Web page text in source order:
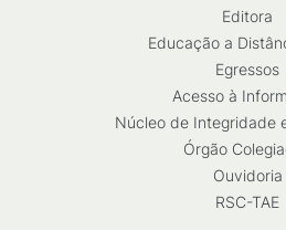
Editora
Educação a
Egressos
Acesso à
Núcleo de Integridade
Órgão
Ouvidoria
RSC-TAE